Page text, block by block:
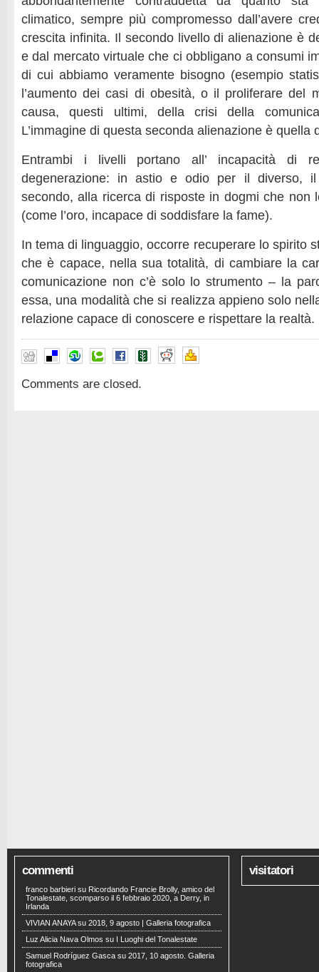
climatico, sempre più compromesso dall’avere
crescita infinita. Il secondo livello di alienazione è
e dal mercato virtuale che ci obbligano a consumi
di cui abbiamo veramente bisogno (esempio
l’aumento dei casi di obesità, o il proliferare del
causa, questi ultimi, della crisi della
L’immagine di questa seconda alienazione è quella
Entrambi i livelli portano all’ incapacità di
degenerazione: in astio e odio per il diverso, il
secondo, alla ricerca di risposte in dogmi che non
(come l’oro, incapace di soddisfare la fame).
In tema di linguaggio, occorre recuperare lo spirito
che è capace, nella sua totalità, di cambiare la
comunicazione non c’è solo lo strumento – la
essa, una modalità che si realizza appieno solo
relazione capace di conoscere e rispettare la realtà.
Comments are closed.
commenti
franco barbieri su Ricordando Francie Brolly, amico del
Tonalestate, scomparso il 6 febbraio 2020, a Derry, in
Irlanda
VIVIAN ANAYAsu 2018, 9 agosto | Galleria fotografica
Luz Alicia Nava Olmos su
I Luoghi del Tonalestate
Samuel Rodríguez Gasca su 2017, 10 agosto. Galleria
fotografica
visitatori